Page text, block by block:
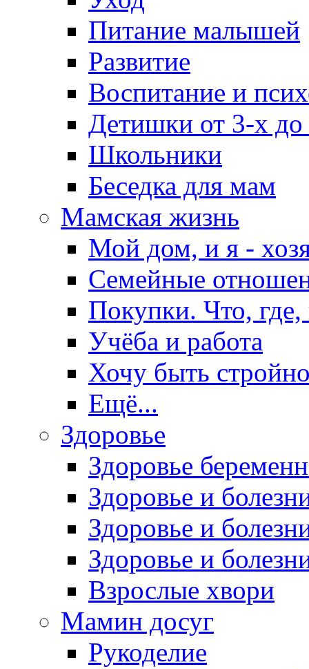
Питание малышей
Развитие
Воспитание и
Детишки от 3-х
Школьники
Беседка для мам
Мамская жизнь
Мой дом, и я -
Семейные
Покупки. Что, где,
Учёба и работа
Хочу быть
Ещё...
Здоровье
Здоровье
Здоровье и
Здоровье и
Здоровье и
Взрослые хвори
Мамин досуг
Рукоделие